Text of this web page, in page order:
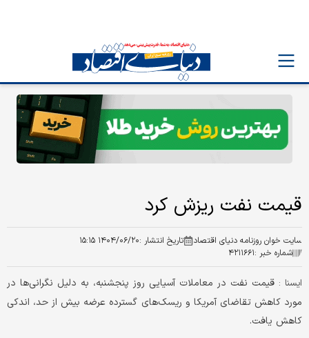
قیمت نفت ریزش کرد
سایت خوان روزنامه دنیای اقتصاد تاریخ انتشار :۱۴۰۴/۰۶/۲۰ ۱۵:۱۵
شماره خبر :۴۲۱۱۶۶۱
ایسنا : قیمت نفت در معاملات آسیایی روز پنجشنبه، به دلیل نگرانی‌ها در
مورد کاهش تقاضای آمریکا و ریسک‌های گسترده عرضه بیش از حد، اندکی
کاهش یافت.